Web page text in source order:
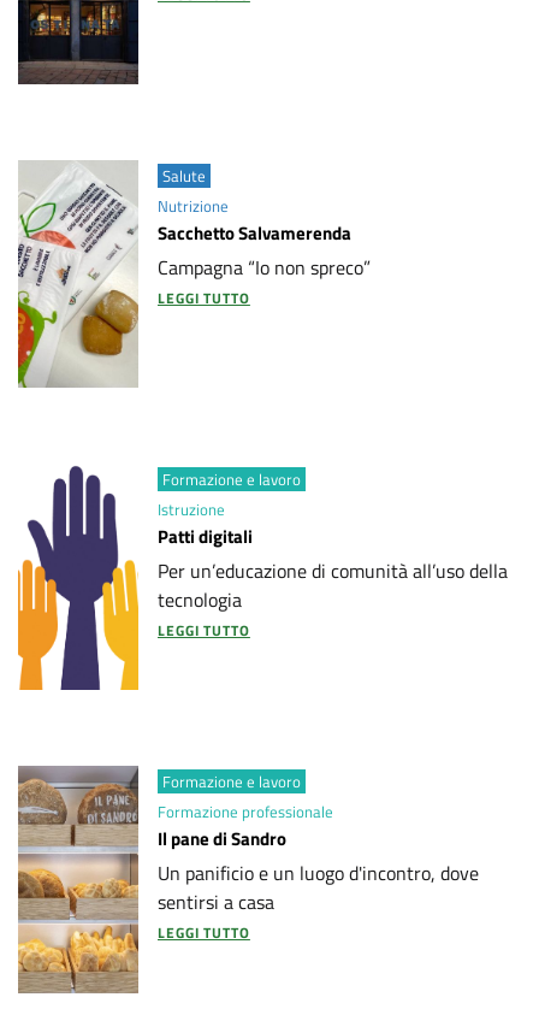
Salute
Nutrizione
Sacchetto Salvamerenda
Campagna “Io non spreco”
LEGGI TUTTO
Formazione e lavoro
Istruzione
Patti digitali
Per un’educazione di comunità all’uso della
tecnologia
LEGGI TUTTO
Formazione e lavoro
Formazione professionale
Il pane di Sandro
Un panificio e un luogo d'incontro, dove
sentirsi a casa
LEGGI TUTTO